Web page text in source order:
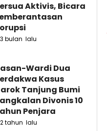
Aktivis, Bicara
3 bulan lalu
Wardi Dua
Kasus
Tanjung Bumi
Divonis 10
Penjara
2 tahun lalu